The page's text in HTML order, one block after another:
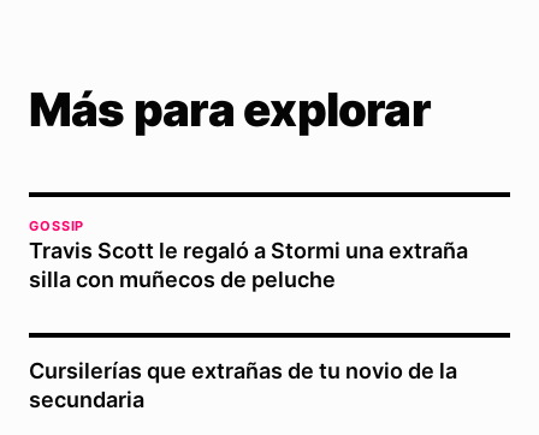
Más para explorar
GOSSIP
Travis Scott le regaló a Stormi una extraña
silla con muñecos de peluche
Cursilerías que extrañas de tu novio de la
secundaria